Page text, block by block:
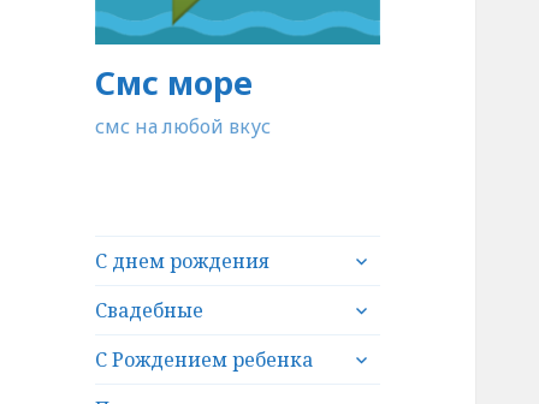
Смс море
смс на любой вкус
С днем рождения
раскрыть
меню
Свадебные
раскрыть
меню
С Рождением ребенка
раскрыть